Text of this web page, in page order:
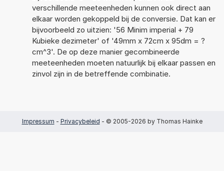
verschillende meeteenheden kunnen ook direct aan
elkaar worden gekoppeld bij de conversie. Dat kan er
bijvoorbeeld zo uitzien: '56 Minim imperial + 79
Kubieke dezimeter' of '49mm x 72cm x 95dm = ?
cm^3'. De op deze manier gecombineerde
meeteenheden moeten natuurlijk bij elkaar passen en
zinvol zijn in de betreffende combinatie.
Impressum - Privacybeleid - © 2005-2026 by Thomas Hainke